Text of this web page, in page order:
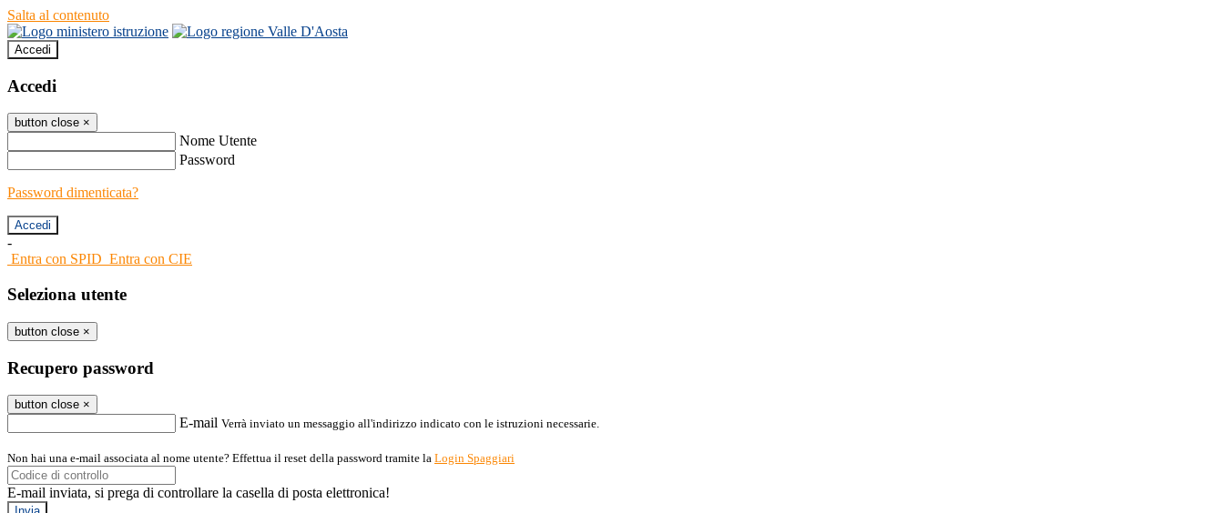
Salta al contenuto
Accedi
Accedi
button close ×
Nome Utente
Password
Password dimenticata?
-
Entra con SPID Entra con CIE
Seleziona utente
button close ×
Recupero password
button close ×
E-mail Verrà inviato un messaggio all'indirizzo indicato con le istruzioni necessarie.
Non hai una e-mail associata al nome utente? Effettua il reset della password tramite la Login Spaggiari
E-mail inviata, si prega di controllare la casella di posta elettronica!